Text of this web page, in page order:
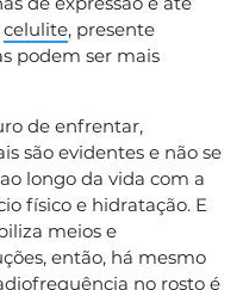
celulite, presente
podem ser mais
de enfrentar,
são evidentes e não se
longo da vida com a
físico e hidratação. E
meios e
então, há mesmo
no rosto é